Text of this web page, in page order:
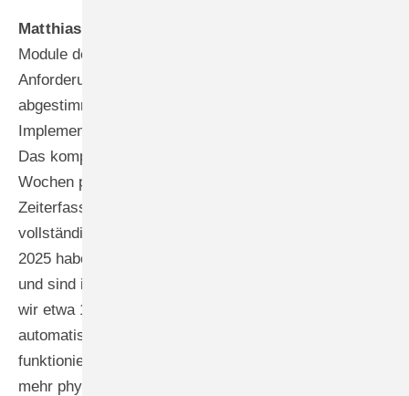
Matthias Schramm –
Module der IDA-Software ein, die exakt auf die
Anforderungen unseres 80-Mitarbeiter-Betriebs
abgestimmt sind. Die
Implementierungsgeschwindigkeit war beeindruckend:
Das komplette Personalmodul haben wir binnen vier
Wochen produktiv eingeführt, inklusive digitaler
Zeiterfassung über Tablets für alle Mitarbeiter und
vollständig digitalisierter Personalakten. Im September
2025 haben wir mit der Warenwirtschaft angefangen
und sind im Mai 2026 fertig geworden. Heute haben
wir etwa 1600 Artikel digital erfasst und mit
automatischen Bestellkarten versehen. Das System
funktioniert so effizient, dass wir theoretisch nicht
mehr physisch ins Lager müssen, um